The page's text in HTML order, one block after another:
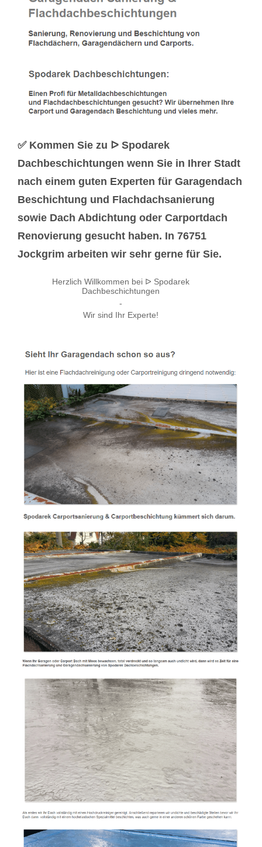
✅ Kommen Sie zu ᐅ Spodarek
Dachbeschichtungen wenn Sie in Ihrer Stadt
nach einem guten Experten für Garagendach
Beschichtung und Flachdachsanierung
sowie Dach Abdichtung oder Carportdach
Renovierung gesucht haben. In 76751
Jockgrim arbeiten wir sehr gerne für Sie.
Herzlich Willkommen bei ᐅ Spodarek
Dachbeschichtungen
-
Wir sind Ihr Experte!